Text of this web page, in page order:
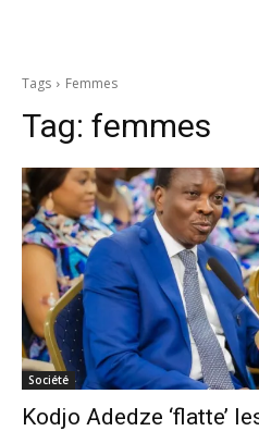
Tags Femmes
Tag: femmes
Société
Kodjo Adedze ‘flatte’